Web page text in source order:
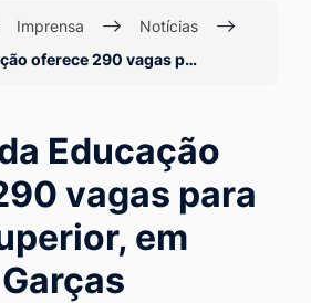
Imprensa
Notícias
oferece 290 vagas p…
Educação
vagas para
em